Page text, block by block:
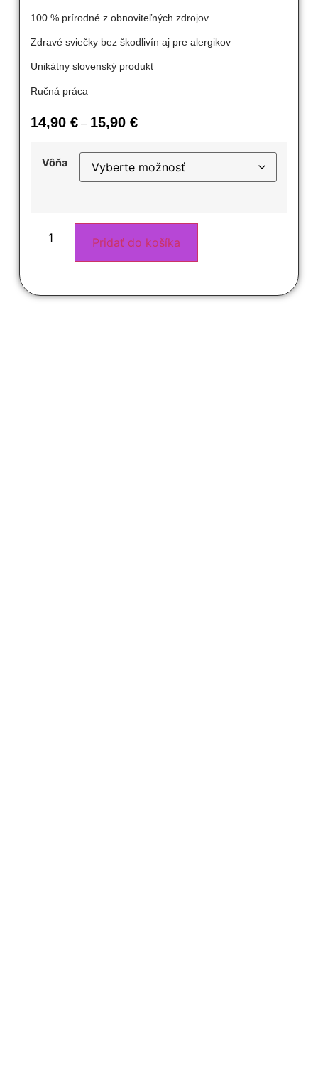
100 % prírodné z obnoviteľných zdrojov
Zdravé sviečky bez škodlivín aj pre alergikov
Unikátny slovenský produkt
Ručná práca
14,90 € – 15,90 €
Vôňa
Pridať do košíka